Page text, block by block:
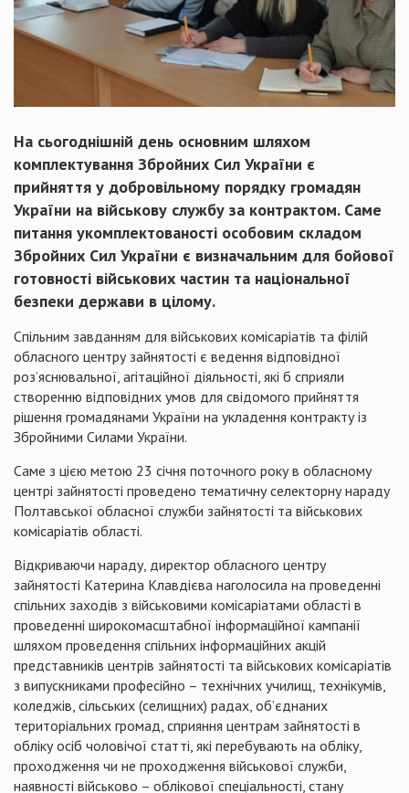
На сьогоднішній день основним шляхом
комплектування Збройних Сил України є
прийняття у добровільному порядку громадян
України на військову службу за контрактом. Саме
питання укомплектованості особовим складом
Збройних Сил України є визначальним для бойової
готовності військових частин та національної
безпеки держави в цілому.
Спільним завданням для військових комісаріатів та філій
обласного центру зайнятості є ведення відповідної
роз’яснювальної, агітаційної діяльності, які б сприяли
створенню відповідних умов для свідомого прийняття
рішення громадянами України на укладення контракту із
Збройними Силами України.
Саме з цією метою 23 січня поточного року в обласному
центрі зайнятості проведено тематичну селекторну нараду
Полтавської обласної служби зайнятості та військових
комісаріатів області.
Відкриваючи нараду, директор обласного центру
зайнятості Катерина Клавдієва наголосила на проведенні
спільних заходів з військовими комісаріатами області в
проведенні широкомасштабної інформаційної кампанії
шляхом проведення спільних інформаційних акцій
представників центрів зайнятості та військових комісаріатів
з випускниками професійно – технічних училищ, технікумів,
коледжів, сільських (селищних) радах, об’єднаних
територіальних громад, сприяння центрам зайнятості в
обліку осіб чоловічої статті, які перебувають на обліку,
проходження чи не проходження військової служби,
наявності військово – облікової спеціальності, стану